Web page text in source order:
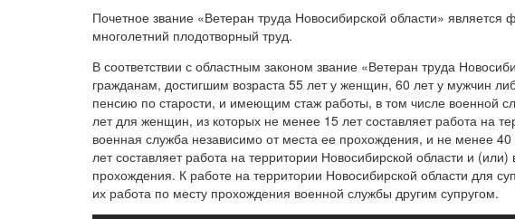
Почетное звание «Ветеран труда Новосибирской области»
многолетний плодотворный труд.
В соответствии с областным законом звание «Ветеран труда
гражданам, достигшим возраста 55 лет у женщин, 60 лет у мужчин
пенсию по старости, и имеющим стаж работы, в том числе военной
лет для женщин, из которых не менее 15 лет составляет работа на
военная служба независимо от места ее прохождения, и не менее
лет составляет работа на территории Новосибирской области и
прохождения. К работе на территории Новосибирской области для
их работа по месту прохождения военной службы другим супругом.